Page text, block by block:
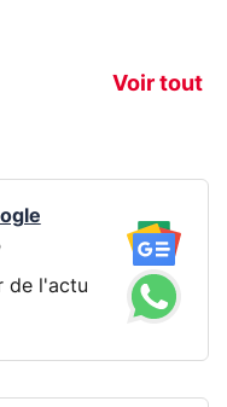
Voir tout
prochaine
de l'actu